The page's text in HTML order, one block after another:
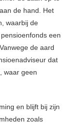
de hand. Het
waarbij de
een
de aard
dat
waar geen
en blijft bij zijn
zoals